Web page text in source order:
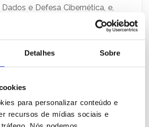
Detalhes Sobre
para personalizar conteúdo e
recursos de mídias sociais e
e Defesa Cibernética, e,
Núcleo de Proteção de Dados e
De
Medeiros